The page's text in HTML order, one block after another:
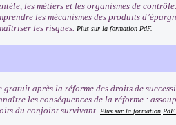
les métiers et les organismes de
les mécanismes des produits
les risques. Plus sur la formation PdF.
après la réforme des droits de
les conséquences de la réforme :
du conjoint survivant. Plus sur la formation PdF.